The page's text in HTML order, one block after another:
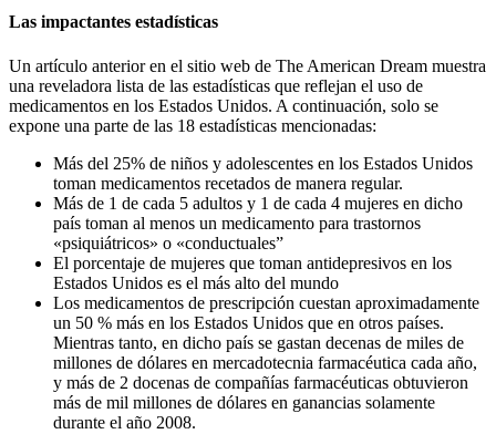
Las impactantes estadísticas
Un artículo anterior en el sitio web de The American Dream muestra
una reveladora lista de las estadísticas que reflejan el uso de
medicamentos en los Estados Unidos. A continuación, solo se
expone una parte de las 18 estadísticas mencionadas:
Más del 25% de niños y adolescentes en los Estados Unidos
toman medicamentos recetados de manera regular.
Más de 1 de cada 5 adultos y 1 de cada 4 mujeres en dicho
país toman al menos un medicamento para trastornos
«psiquiátricos» o «conductuales”
El porcentaje de mujeres que toman antidepresivos en los
Estados Unidos es el más alto del mundo
Los medicamentos de prescripción cuestan aproximadamente
un 50 % más en los Estados Unidos que en otros países.
Mientras tanto, en dicho país se gastan decenas de miles de
millones de dólares en mercadotecnia farmacéutica cada año,
y más de 2 docenas de compañías farmacéuticas obtuvieron
más de mil millones de dólares en ganancias solamente
durante el año 2008.